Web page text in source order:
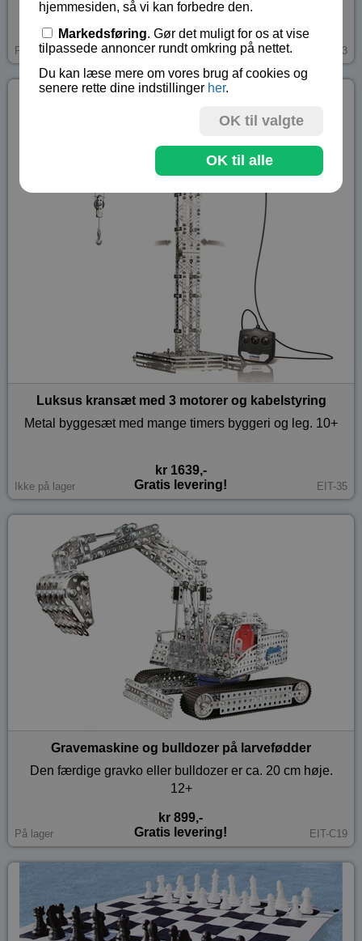
På lager
kr 1539,-
Gratis levering!
EIT-C33
Luksus kransæt med 3 motorer og kabelstyring
Metal byggesæt med mange timers byggeri og leg. 10+
Ikke på lager
kr 1639,-
Gratis levering!
EIT-35
Gravemaskine og bulldozer på larvefødder
Den færdige gravko eller bulldozer er ca. 20 cm høje.
12+
På lager
kr 899,-
Gratis levering!
EIT-C19
hjemmesiden, så vi kan forbedre den.
Markedsføring. Gør det muligt for os at vise
tilpassede annoncer rundt omkring på nettet.
Du kan læse mere om vores brug af cookies og
senere rette dine indstillinger her.
OK til valgte
OK til alle